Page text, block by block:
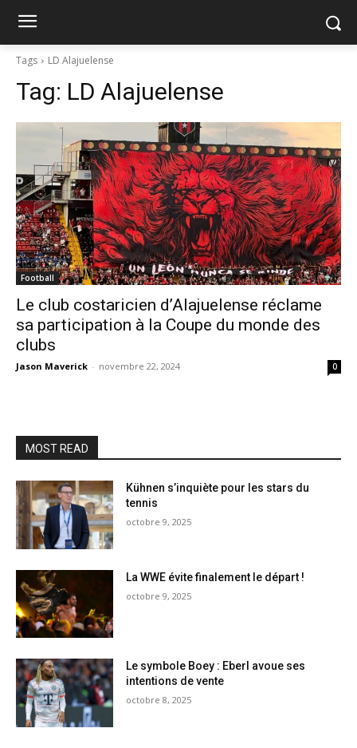
Tags LD Alajuelense
Tag: LD Alajuelense
Football
Le club costaricien d’Alajuelense réclame
sa participation à la Coupe du monde des
clubs
Jason Maverick - novembre 22, 2024 0
MOST READ
Kühnen s’inquiète pour les stars du
tennis
octobre 9, 2025
La WWE évite finalement le départ !
octobre 9, 2025
Le symbole Boey : Eberl avoue ses
intentions de vente
octobre 8, 2025